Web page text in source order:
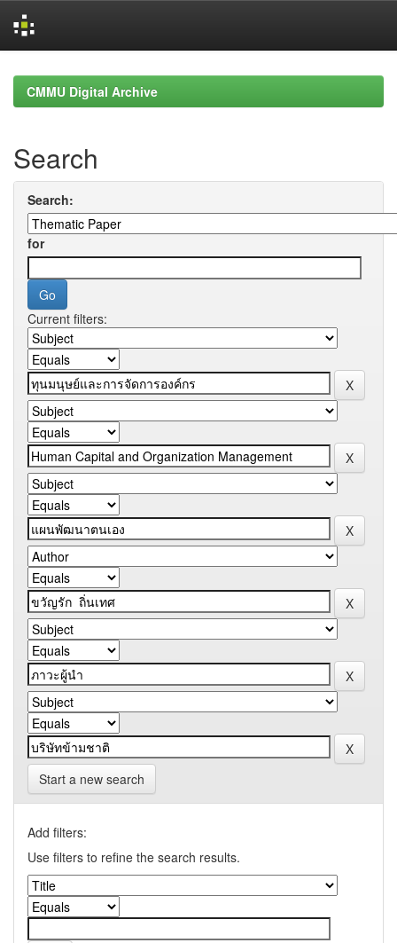
navigationCMMU Digital Archive
Search
Search:
for
Current filters:
Start a new search
Add filters:
Use filters to refine the search results.